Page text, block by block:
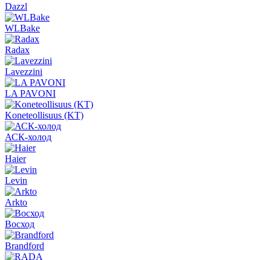
Dazzl
WLBake
Radax
Lavezzini
LA PAVONI
Koneteollisuus (KT)
АСК-холод
Haier
Levin
Arkto
Восход
Brandford